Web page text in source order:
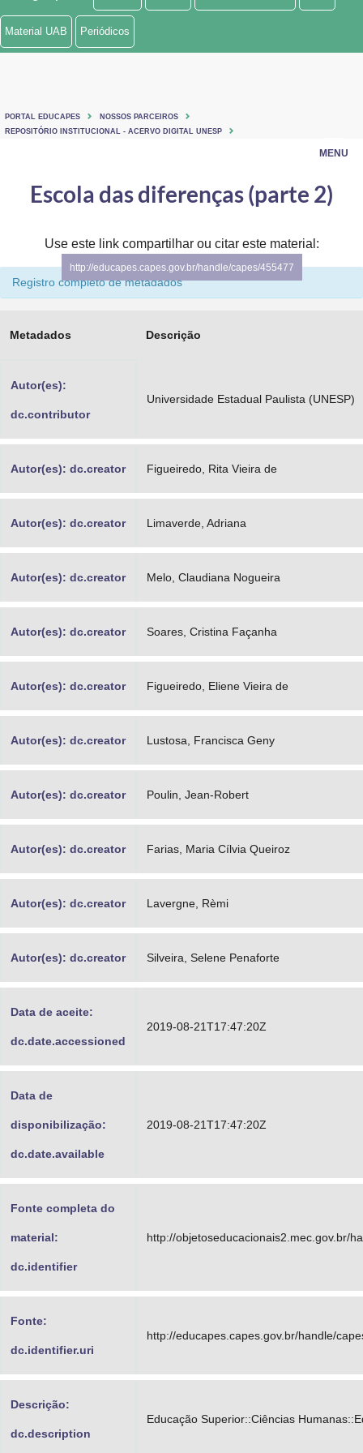
Ministério de Minas e Energia
Ministério do Turismo
Controladoria-Geral da União
Banco Central do Brasil
MENU
Material UAB Periódicos
PORTAL EDUCAPES
NOSSOS PARCEIROS
REPOSITÓRIO INSTITUCIONAL - ACERVO DIGITAL UNESP
Escola das diferenças (parte 2)
Use este link compartilhar ou citar este material:
http://educapes.capes.gov.br/handle/capes/455477
Registro completo de metadados
Metadados Descrição
Autor(es):
dc.contributor
Universidade Estadual Paulista (UNESP)
Autor(es): dc.creator Figueiredo, Rita Vieira de
Autor(es): dc.creator Limaverde, Adriana
Autor(es): dc.creator Melo, Claudiana Nogueira
Autor(es): dc.creator Soares, Cristina Façanha
Autor(es): dc.creator Figueiredo, Eliene Vieira de
Autor(es): dc.creator Lustosa, Francisca Geny
Autor(es): dc.creator Poulin, Jean-Robert
Autor(es): dc.creator Farias, Maria Cílvia Queiroz
Autor(es): dc.creator Lavergne, Rèmi
Autor(es): dc.creator Silveira, Selene Penaforte
Data de aceite:
dc.date.accessioned
2019-08-21T17:47:20Z
Data de
disponibilização:
dc.date.available
2019-08-21T17:47:20Z
Fonte completa do
material:
dc.identifier
http://objetoseducacionais2.mec.gov.br/
Fonte:
dc.identifier.uri
http://educapes.capes.gov.br/handle/
Descrição:
dc.description
Educação Superior::Ciências